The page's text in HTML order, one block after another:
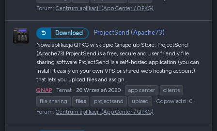
Forum: Centrum aplikacji (App Center / QPKG)
Download ProjectSend (Apache73)
Nowa aplikacja QPKG w sklepie Qnapclub Store: ProjectSend
(Apache73) ProjectSend is a free, secure and user friendly file
sharing software ProjectSend is a self-hosted application (you can
install it easily on your own VPS or shared web hosting account)
that lets you upload files and assign...
QNAP
Temat 26 Wrzesień 2020 app center
clients
file sharing
files projectsend upload
Odpowiedzi: 0
Forum: Centrum aplikacji (App Center / QPKG)